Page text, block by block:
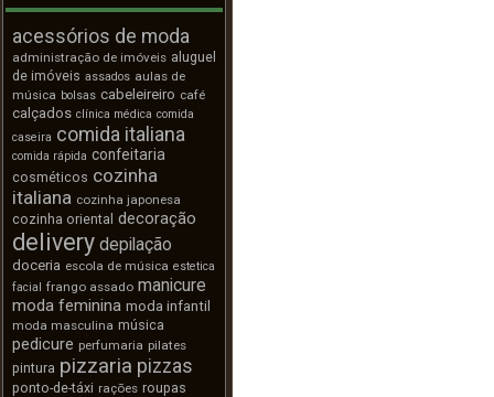
acessórios de moda
administração de imóveis aluguel
de imóveis assados aulas de
música bolsas cabeleireiro café
calçados clínica médica comida
caseira comida italiana
comida rápida confeitaria
cosméticos cozinha
italiana cozinha japonesa
cozinha oriental decoração
delivery depilação
doceria escola de música estetica
facial frango assado manicure
moda feminina moda infantil
moda masculina música
pedicure perfumaria pilates
pintura pizzaria pizzas
ponto-de-táxi rações roupas